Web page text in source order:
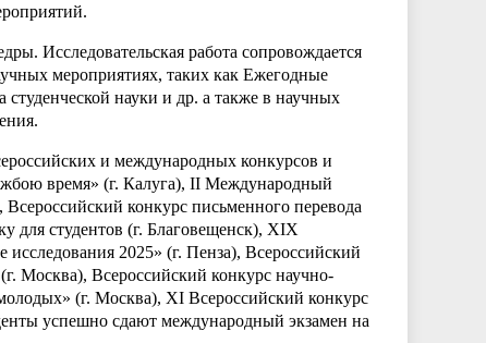
Исследовательская работа сопровождается
мероприятиях, таких как Ежегодные
науки и др. а также в научных
и международных конкурсов и
время» (г. Калуга), II Международный
конкурс письменного перевода
для студентов (г. Благовещенск), XIX
2025» (г. Пенза), Всероссийский
Москва), Всероссийский конкурс научно-
(г. Москва), XI Всероссийский конкурс
успешно сдают международный экзамен на